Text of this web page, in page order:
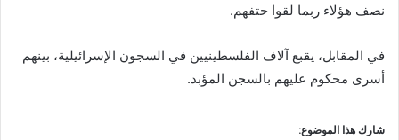
نصف هؤلاء ربما لقوا حتفهم.
في المقابل، يقبع آلاف الفلسطينيين في السجون الإسرائيلية، بينهم
أسرى محكوم عليهم بالسجن المؤبد.
شارك هذا الموضوع: